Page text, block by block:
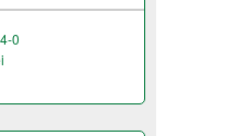
0